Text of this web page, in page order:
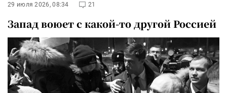
29 июля 2026, 08:34 21
Запад воюет с какой-то другой Россией